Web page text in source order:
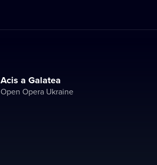
Acis a Galatea
Open Opera Ukraine